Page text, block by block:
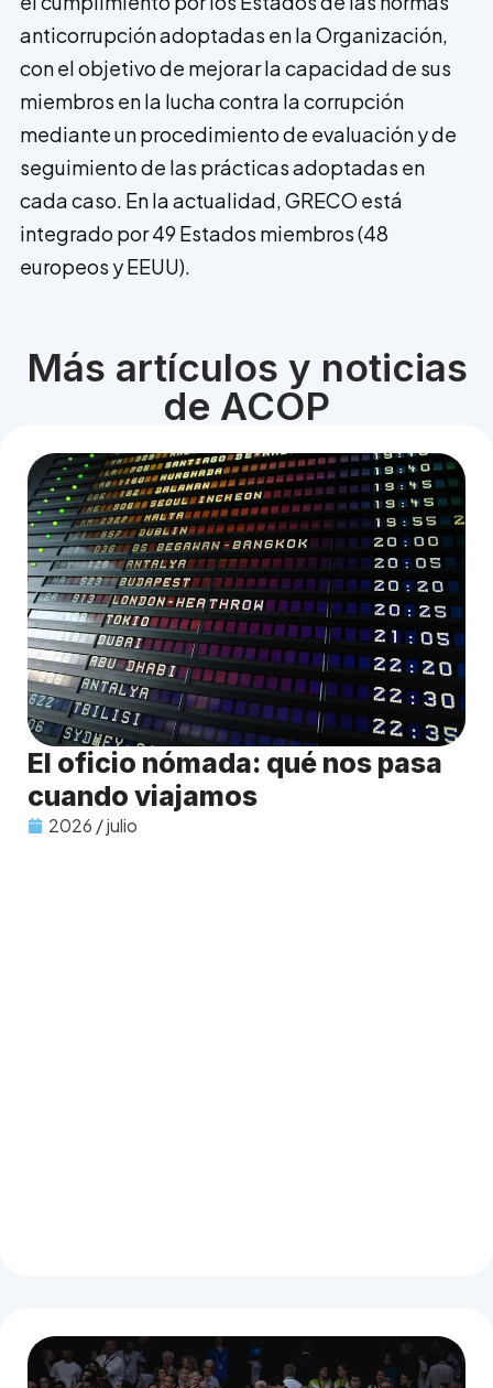
anticorrupción adoptadas en la Organización,
con el objetivo de mejorar la capacidad de sus
miembros en la lucha contra la corrupción
mediante un procedimiento de evaluación y de
seguimiento de las prácticas adoptadas en
cada caso. En la actualidad, GRECO está
integrado por 49 Estados miembros (48
europeos y EEUU).
Más artículos y noticias
de ACOP
El oficio nómada: qué nos pasa
cuando viajamos
2026 / julio